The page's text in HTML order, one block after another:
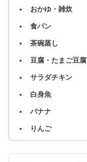
おかゆ・雑炊
食パン
茶碗蒸し
豆腐・たまご豆腐
サラダチキン
白身魚
バナナ
りんご